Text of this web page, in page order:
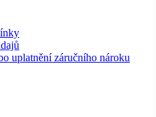
uplatnění záručního nároku